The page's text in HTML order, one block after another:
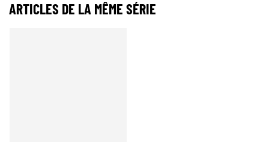
ARTICLES DE LA MÊME SÉRIE